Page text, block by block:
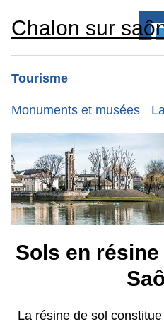
Chalon sur
Tourisme
Monuments et musées
Sols en
La résine de sol